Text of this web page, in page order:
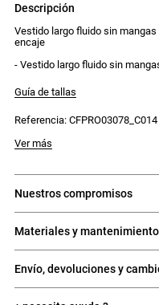
descripción
Vestido largo fluido sin
encaje
- Vestido largo fluido sin
- Detalle de encaje incrustado
- Abertura alta en el lateral con
- Cierre con cremallera invisible
Guía de tallas
Referencia: CFPRO03078_C014
Modelo mide 177 cm y lleva una
Ver más
nuestros compromisos
materiales y mantenimiento
envío, devoluciones y